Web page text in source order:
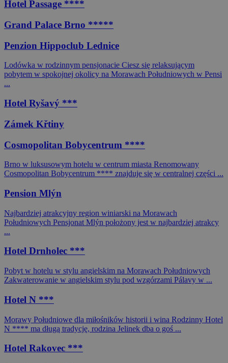
Hotel Passage ****
Grand Palace Brno *****
Penzion Hippoclub Lednice
Lodówka w rodzinnym pensjonacie Ciesz się relaksującym
pobytem w spokojnej okolicy na Morawach Południowych w Pensi
...
Hotel Ryšavý ***
Zámek Křtiny
Cosmopolitan Bobycentrum ****
Brno w luksusowym hotelu w centrum miasta Renomowany
Cosmopolitan Bobycentrum **** znajduje się w centralnej części ...
Pension Mlýn
Najbardziej atrakcyjny region winiarski na Morawach
Południowych Pensjonat Mlýn położony jest w najbardziej atrakcy
...
Hotel Drnholec ***
Pobyt w hotelu w stylu angielskim na Morawach Południowych
Zakwaterowanie w angielskim stylu pod wzgórzami Pálavy w ...
Hotel N ***
Morawy Południowe dla miłośników historii i wina Rodzinny Hotel
N **** ma długą tradycję, rodzina Jelinek dba o goś ...
Hotel Rakovec ***